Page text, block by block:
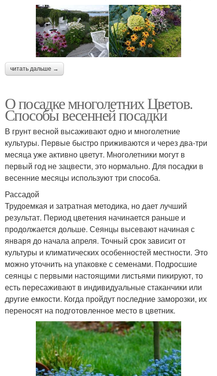
читать дальше →
О посадке многолетних Цветов.
Способы весенней посадки
В грунт весной высаживают одно и многолетние
культуры. Первые быстро приживаются и через два-три
месяца уже активно цветут. Многолетники могут в
первый год не зацвести, это нормально. Для посадки в
весенние месяцы используют три способа.
Рассадой
Трудоемкая и затратная методика, но дает лучший
результат. Период цветения начинается раньше и
продолжается дольше. Сеянцы высевают начиная с
января до начала апреля. Точный срок зависит от
культуры и климатических особенностей местности. Это
можно уточнить на упаковке с семенами. Подросшие
сеянцы с первыми настоящими листьями пикируют, то
есть пересаживают в индивидуальные стаканчики или
другие емкости. Когда пройдут последние заморозки, их
переносят на подготовленное место в цветник.